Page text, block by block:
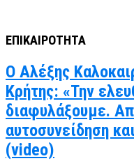
ΕΠΙΚΑΙΡΟΤΗΤΑ
Ο Αλέξης
Κρήτης: «Την
διαφυλάξουμε.
αυτοσυνείδηση
(video)